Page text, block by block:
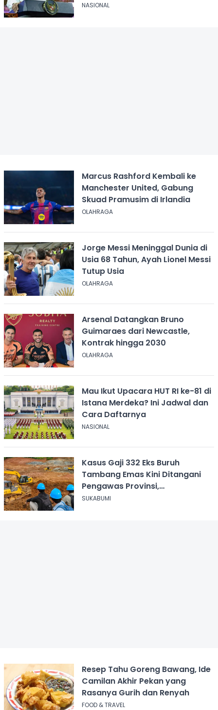
NASIONAL
Marcus Rashford Kembali ke
Manchester United, Gabung
Skuad Pramusim di Irlandia
OLAHRAGA
Jorge Messi Meninggal Dunia di
Usia 68 Tahun, Ayah Lionel Messi
Tutup Usia
OLAHRAGA
Arsenal Datangkan Bruno
Guimaraes dari Newcastle,
Kontrak hingga 2030
OLAHRAGA
Mau Ikut Upacara HUT RI ke-81 di
Istana Merdeka? Ini Jadwal dan
Cara Daftarnya
NASIONAL
Kasus Gaji 332 Eks Buruh
Tambang Emas Kini Ditangani
Pengawas Provinsi,
Disnakertrans Sukabumi Terus
SUKABUMI
Resep Tahu Goreng Bawang, Ide
Camilan Akhir Pekan yang
Rasanya Gurih dan Renyah
FOOD & TRAVEL